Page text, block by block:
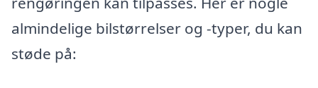
almindelige bilstørrelser og -typer, du kan
støde på: